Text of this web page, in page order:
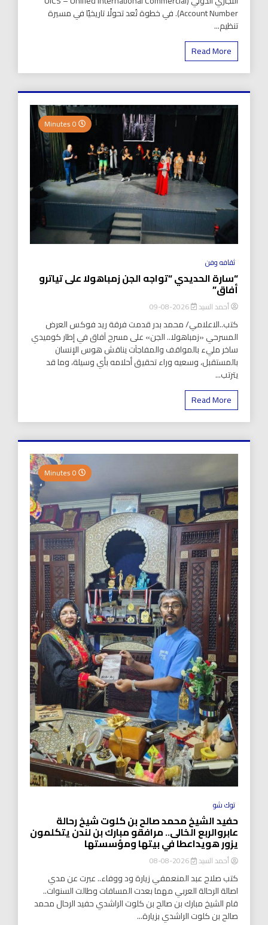
Account Number). في خطوة تُعد تحولًا تاريخيًا في مسيرة
تنظيم...
Read More
ثقافه وفن
“سارة الحديدي “تواجه الجن زمباهولا على تياترو
أفاق”
أحمد السيد 2026-08-09
كتب..الاعلامي/ محمد بدر قدمت فرقة ريد فوكس العرض
المسرحي «زمباهولا.. الجن» على مسرح آفاق في إطار كوميدي
ساخر مليء بالمواقف والمفاجآت يناقش هوس الإنسان
بالمستقبل، وسعيه وراء تحقيق أحلامه بأي وسيلة، وما قد
يترتب...
Read More
توك شو
حفيد الشيخ محمد صالح بن كلوت شيخ رحالة
عابروالربع الخالى.. مرافقو مبارك بن لندن يتكلمون
يزور هويداعطا في بيتها ومؤسستها
أحمد السيد 2026-08-08
كتب صلاح عبد المنعمفي زيارة ود ووفاء.. عبرت عن مدي
اصالة الرحالة العربي مهما بعدت المسافات وطالت السنوات..
قام الشيخ مبارك بن صالح بن كلوت الراشدي حفيد الرحال محمد
صالح بن كلوت الراشدي بزيارة...